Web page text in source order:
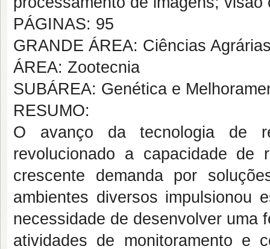
PÁGINAS: 95
GRANDE ÁREA: Ciências
ÁREA: Zootecnia
SUBÁREA: Genética e
RESUMO:
O avanço da tecnologia de
revolucionado a capacidade de
crescente demanda por
ambientes diversos impulsionou
necessidade de desenvolver uma
atividades de monitoramento e